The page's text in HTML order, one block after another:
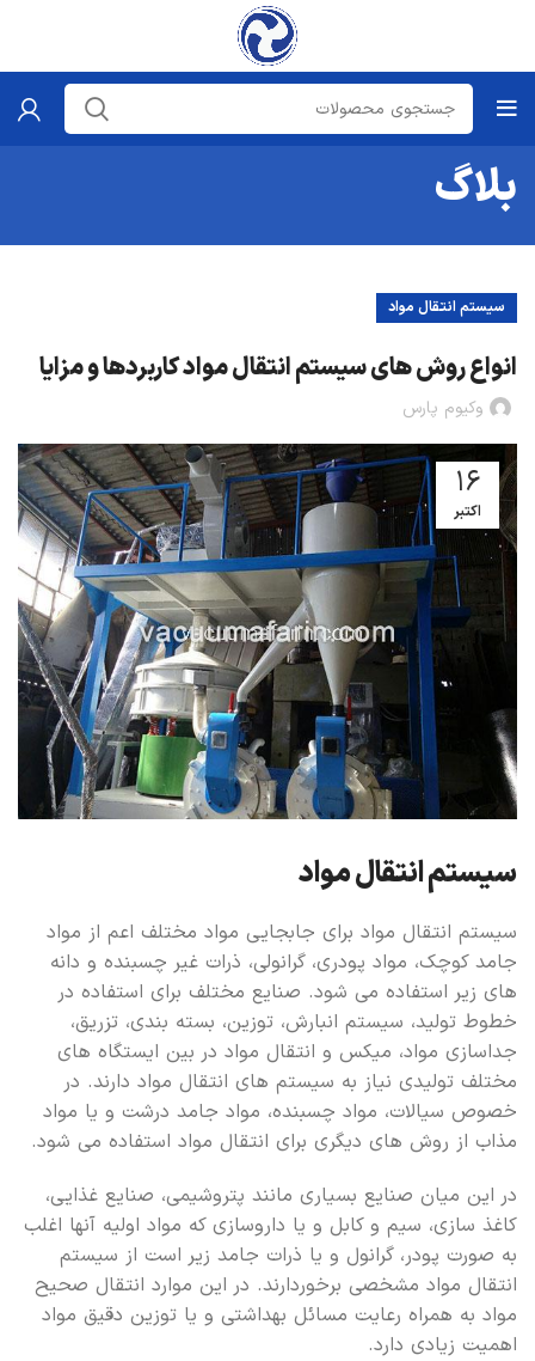
بلاگ
سیستم انتقال مواد
انواع روش های سیستم انتقال مواد کاربردها و مزایا
وکیوم پارس
16
اکتبر
سیستم انتقال مواد
سیستم انتقال مواد برای جابجایی مواد مختلف اعم از مواد
جامد کوچک، مواد پودری، گرانولی، ذرات غیر چسبنده و دانه
های زیر استفاده می شود. صنایع مختلف برای استفاده در
خطوط تولید، سیستم انبارش، توزین، بسته بندی، تزریق،
جداسازی مواد، میکس و انتقال مواد در بین ایستگاه های
مختلف تولیدی نیاز به سیستم های انتقال مواد دارند. در
خصوص سیالات، مواد چسبنده، مواد جامد درشت و یا مواد
مذاب از روش های دیگری برای انتقال مواد استفاده می شود.
در این میان صنایع بسیاری مانند پتروشیمی، صنایع غذایی،
کاغذ سازی، سیم و کابل و یا داروسازی که مواد اولیه آنها اغلب
به صورت پودر، گرانول و یا ذرات جامد زیر است از سیستم
انتقال مواد مشخصی برخوردارند. در این موارد انتقال صحیح
مواد به همراه رعایت مسائل بهداشتی و یا توزین دقیق مواد
اهمیت زیادی دارد.